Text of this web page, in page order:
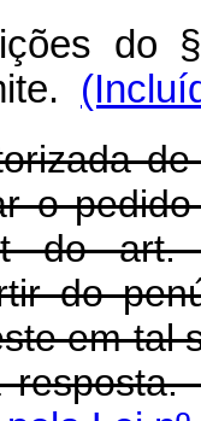
do
de
o
do art.
do
em tal